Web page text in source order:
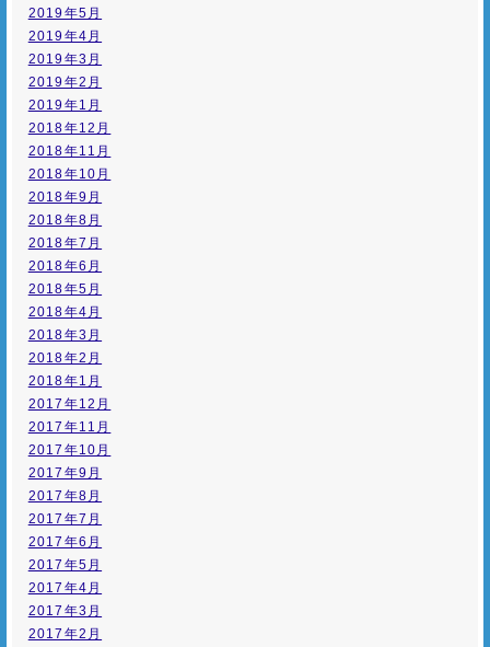
2019年5月
2019年4月
2019年3月
2019年2月
2019年1月
2018年12月
2018年11月
2018年10月
2018年9月
2018年8月
2018年7月
2018年6月
2018年5月
2018年4月
2018年3月
2018年2月
2018年1月
2017年12月
2017年11月
2017年10月
2017年9月
2017年8月
2017年7月
2017年6月
2017年5月
2017年4月
2017年3月
2017年2月